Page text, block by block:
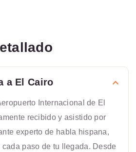
a El Cairo
Internacional de El
recibido y asistido por
experto de habla hispana,
paso de tu llegada. Desde